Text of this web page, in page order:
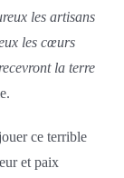
les artisans
les cœurs
la terre
ce terrible
et paix